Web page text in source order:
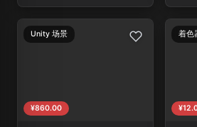
Unity 场景
¥860.00
着色